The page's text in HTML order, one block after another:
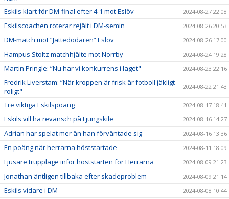
Eskils klart för DM-final efter 4-1 mot Eslöv
2024-08-27 22:08
Eskilscoachen roterar rejält i DM-semin 2024-08-26 20:53
DM-match mot ”Jättedödaren” Eslöv 2024-08-26 17:00
Hampus Stoltz matchhjälte mot Norrby 2024-08-24 19:28
Martin Pringle: ”Nu har vi konkurrens i laget" 2024-08-23 22:16
Fredrik Liverstam: ”När kroppen är frisk är fotboll jäkligt
roligt"
2024-08-22 21:43
Tre viktiga Eskilspoäng 2024-08-17 18:41
Eskils vill ha revansch på Ljungskile 2024-08-16 14:27
Adrian har spelat mer än han förväntade sig 2024-08-16 13:36
En poäng när herrarna höststartade 2024-08-11 18:09
Ljusare truppläge inför höststarten för Herrarna 2024-08-09 21:23
Jonathan äntligen tillbaka efter skadeproblem 2024-08-09 21:14
Eskils vidare i DM 2024-08-08 10:44